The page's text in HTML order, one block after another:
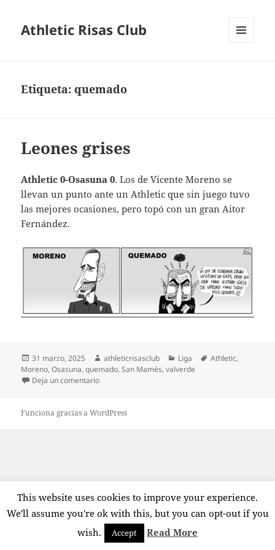
Athletic Risas Club
Etiqueta:quemado
Leones grises
Athletic 0-Osasuna 0. Los de Vicente Moreno se
llevan un punto ante un Athletic que sin juego tuvo
las mejores ocasiones, pero topó con un gran Aitor
Fernández.
Publicado
el
31 marzo, 2025 Autor
athleticrisasclub Categorías
Liga Etiquetas
Athletic,
Moreno,Osasuna,quemado,San Mamés,valverde
Deja un comentarioen Leones grises
Funciona gracias a WordPress
This website uses cookies to improve your experience.
We'll assume you're ok with this, but you can opt-out if you
wish.
Accept Read More